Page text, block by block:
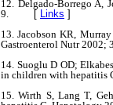
12. Delgado-Borrego A,
9.
[ Links ]
13. Jacobson KR,
Gastroenterol Nutr 2002;
14. Suoglu D OD;
in children with hepatitis
15. Wirth S, Lang T,